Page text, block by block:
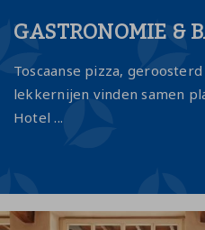
GASTRONOMIE &
Toscaanse pizza,
lekkernijen vinden samen
Hotel ...